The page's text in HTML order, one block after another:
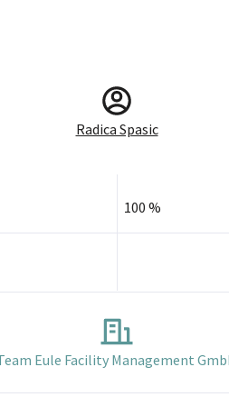
Radica Spasic
100 %
Eule Facility Management